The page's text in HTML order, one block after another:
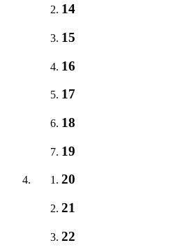
14
15
16
17
18
19
20
21
22